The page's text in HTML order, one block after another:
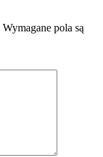
Wymagane pola są